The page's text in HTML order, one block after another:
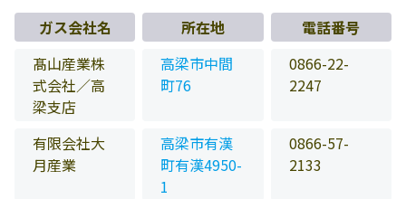
ガス会社名 所在地
電話番号
髙山産業株
式会社／高
梁支店
高梁市中間
町76
0866-22-
2247
有限会社大
月産業
高梁市有漢
町有漢4950-
1
0866-57-
2133